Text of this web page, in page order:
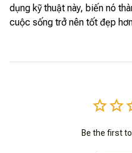
dụng kỹ thuật này, biến nó
cuộc sống trở nên tốt đẹp
Be the first